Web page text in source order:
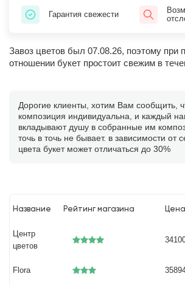
Гарантия свежести
Завоз цветов был 07.08.26, поэтому при
отношении букет простоит свежим в
Дорогие клиенты, хотим Вам сообщить,
композиция индивидуальна, и каждый
вкладывают душу в собранные им
точь в точь не бывает. в зависимости от
цвета букет может отличаться до 30%
Название Рейтинг магазина Цена
Центр
цветов
Flora